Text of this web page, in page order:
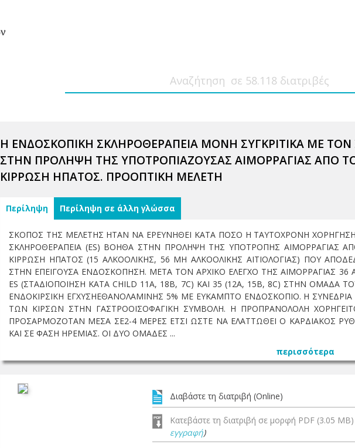
Η ΕΝΔΟΣΚΟΠΙΚΗ ΣΚΛΗΡΟΘΕΡΑΠΕΙΑ ΜΟΝΗ ΣΥΓΚΡΙΤΙΚΑ ΜΕ
ΣΤΗΝ ΠΡΟΛΗΨΗ ΤΗΣ ΥΠΟΤΡΟΠΙΑΖΟΥΣΑΣ ΑΙΜΟΡΡΑΓΙΑΣ ΑΠΟ
ΚΙΡΡΩΣΗ ΗΠΑΤΟΣ. ΠΡΟΟΠΤΙΚΗ ΜΕΛΕΤΗ
Περίληψη Περίληψη σε άλλη γλώσσα
ΣΚΟΠΟΣ ΤΗΣ ΜΕΛΕΤΗΣ ΗΤΑΝ ΝΑ ΕΡΕΥΝΗΘΕΙ ΚΑΤΑ ΠΟΣΟ Η ΤΑΥΤΟΧΡΟΝΗ
ΣΚΛΗΡΟΘΕΡΑΠΕΙΑ (ES) ΒΟΗΘΑ ΣΤΗΝ ΠΡΟΛΗΨΗ ΤΗΣ ΥΠΟΤΡΟΠΗΣ ΑΙΜΟΡΡΑΓΙΑΣ
ΚΙΡΡΩΣΗ ΗΠΑΤΟΣ (15 ΑΛΚΟΟΛΙΚΗΣ, 56 ΜΗ ΑΛΚΟΟΛΙΚΗΣ ΑΙΤΙΟΛΟΓΙΑΣ) ΠΟΥ
ΣΤΗΝ ΕΠΕΙΓΟΥΣΑ ΕΝΔΟΣΚΟΠΗΣΗ. ΜΕΤΑ ΤΟΝ ΑΡΧΙΚΟ ΕΛΕΓΧΟ ΤΗΣ ΑΙΜΟΡΡΑΓΙΑΣ
ES (ΣΤΑΔΙΟΠΟΙΗΣΗ ΚΑΤΑ CHILD 11A, 18B, 7C) ΚΑΙ 35 (12A, 15B, 8C) ΣΤΗΝ
ΕΝΔΟΚΙΡΣΙΚΗ ΕΓΧΥΣΗΕΘΑΝΟΛΑΜΙΝΗΣ 5% ΜΕ ΕΥΚΑΜΠΤΟ ΕΝΔΟΣΚΟΠΙΟ. Η
ΤΩΝ ΚΙΡΣΩΝ ΣΤΗΝ ΓΑΣΤΡΟΟΙΣΟΦΑΓΙΚΗ ΣΥΜΒΟΛΗ. Η ΠΡΟΠΡΑΝΟΛΟΛΗ
ΠΡΟΣΑΡΜΟΖΟΤΑΝ ΜΕΣΑ ΣΕ2-4 ΜΕΡΕΣ ΕΤΣΙ ΩΣΤΕ ΝΑ ΕΛΑΤΤΩΘΕΙ Ο ΚΑΡΔΙΑΚΟΣ
ΚΑΙ ΣΕ ΦΑΣΗ ΗΡΕΜΙΑΣ. ΟΙ ΔΥΟ ΟΜΑΔΕΣ ...
περισσότερα
Διαβάστε τη διατριβή (Online)
Κατεβάστε τη διατριβή σε μορφή PDF (3.05 MB)
εγγραφή)